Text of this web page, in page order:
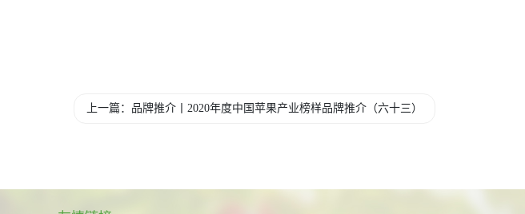
上一篇：品牌推介丨2020年度中国苹果产业榜样品牌推介（六十三）